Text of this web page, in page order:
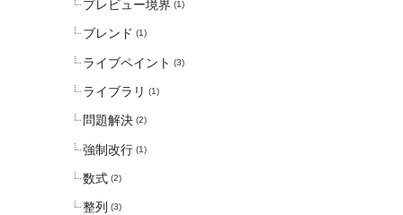
プレビュー境界 (1)
ブレンド (1)
ライブペイント (3)
ライブラリ (1)
問題解決 (2)
強制改行 (1)
数式 (2)
整列 (3)